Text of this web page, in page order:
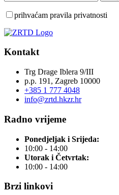
prihvaćam pravila privatnosti
Kontakt
Trg Drage Iblera 9/III
p.p. 191, Zagreb 10000
+385 1 777 4048
info@zrtd.hkzr.hr
Radno vrijeme
Ponedjeljak i Srijeda:
10:00 - 14:00
Utorak i Četvrtak:
10:00 - 14:00
Brzi linkovi